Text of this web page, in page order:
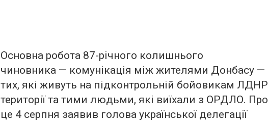
Основна робота 87-річного колишнього
чиновника — комунікація між жителями Донбасу —
тих, які живуть на підконтрольній бойовикам ЛДНР
території та тими людьми, які виїхали з ОРДЛО. Про
це 4 серпня заявив голова української делегації